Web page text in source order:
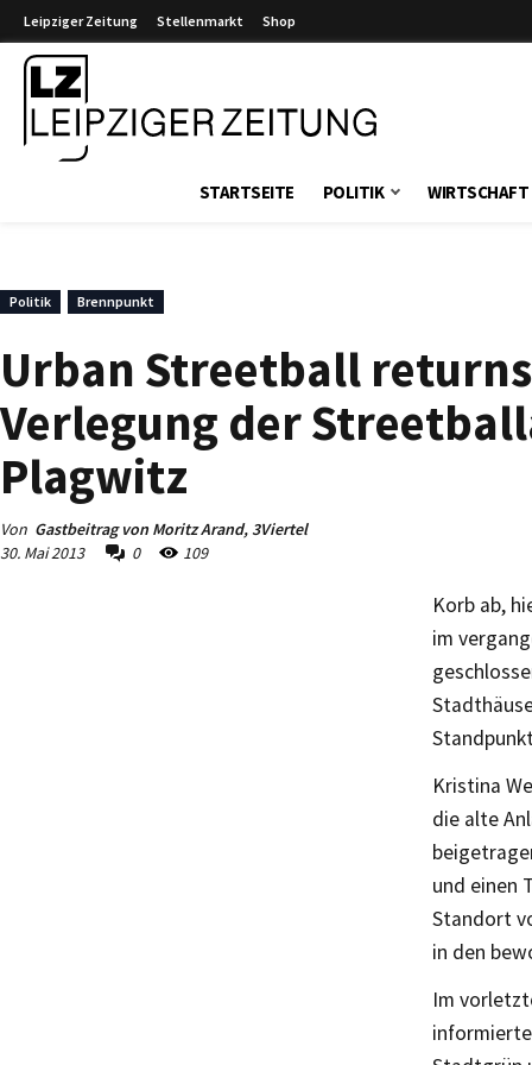
Leipziger Zeitung Stellenmarkt Shop
STARTSEITE POLITIK WIRTSCHAFT
Politik Brennpunkt
Urban Streetball
Verlegung der
Plagwitz
Von Gastbeitrag von Moritz Arand, 3Viertel
30. Mai 2013
0 109
Korb ab,
im
Kristina
die alte
und einen
Standort
in den
Im